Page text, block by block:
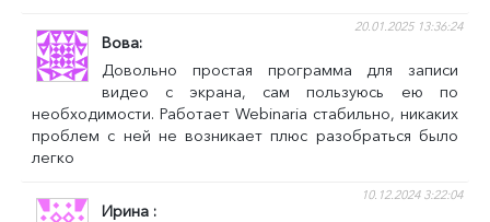
Вова
20.01.2025 13:36:24
Довольно простая программа для записи
видео с экрана, сам пользуюсь ею по
необходимости. Работает Webinaria стабильно, никаких
проблем с ней не возникает плюс разобраться было
легко
Ирина
10.12.2024 3:22:04